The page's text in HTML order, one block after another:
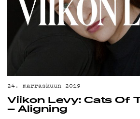
PODCAST
MAINOSTA
YHTEYSTIEDOT
G LIVELAB
YSTÄVÄKLUBI
TIETOSUOJA
24. marraskuun 2019
Viikon Levy: Cats Of
– Aligning